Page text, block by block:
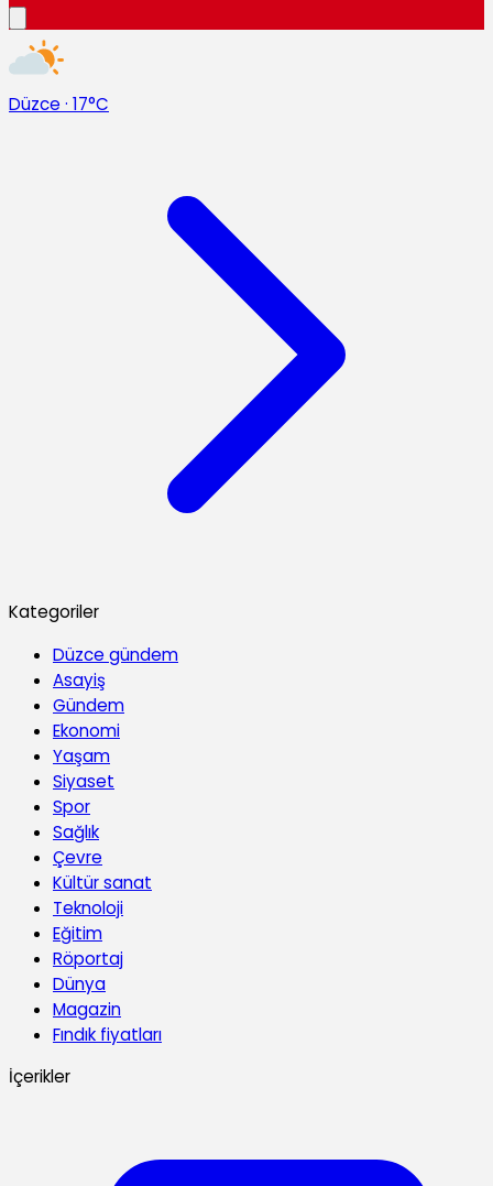
Düzce · 17°C
Kategoriler
Düzce gündem
Asayiş
Gündem
Ekonomi
Yaşam
Siyaset
Spor
Sağlık
Çevre
Kültür sanat
Teknoloji
Eğitim
Röportaj
Dünya
Magazin
Fındık fiyatları
İçerikler